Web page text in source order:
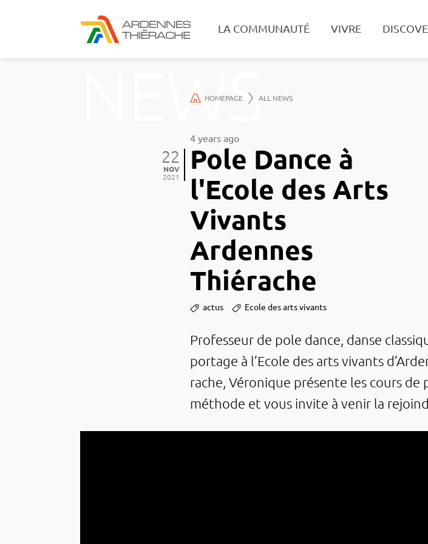
LA COMMUNAUTÉ VIVRE
NEWS
HOMEPAGE ALL NEWS
Pole Dance à
l'Ecole des Arts
Vivants
Ardennes
Thiérache
4 years ago
22
NOV
2021
actus Ecole des arts vivants
Profes­seur de pole dance, danse
portage à l’Ecole des arts vivants
rache, Véro­nique présente les cours de
méthode et vous invite à venir la